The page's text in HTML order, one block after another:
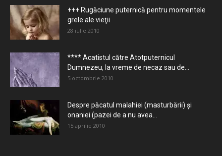
+++ Rugăciune puternică pentru momentele
grele ale vieţii
28 iulie 2010
**** Acatistul către Atotputernicul
Dumnezeu, la vreme de necaz sau de...
5 octombrie 2010
Despre păcatul malahiei (masturbării) şi
onaniei (pazei de a nu avea...
15 aprilie 2010